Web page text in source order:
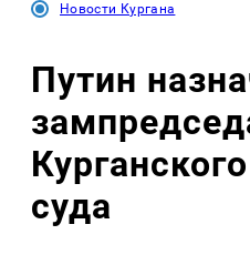
Новости Кургана
Путин
суда